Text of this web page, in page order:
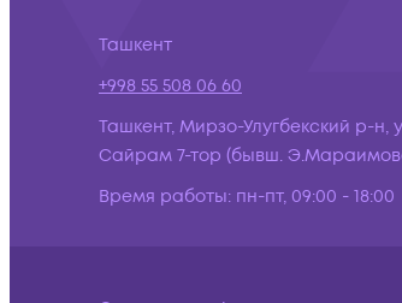
Ташкент
+998 55 508 06 60
Ташкент, Мирзо-Улугбекский р-н,
Сайрам 7-тор (бывш.
Время работы: пн-пт, 09:00 - 18:00